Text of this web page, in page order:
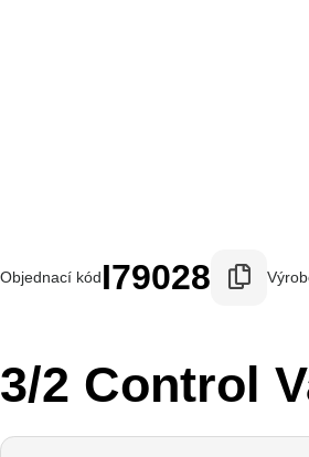
Objednací kódI79028
3/2 Control